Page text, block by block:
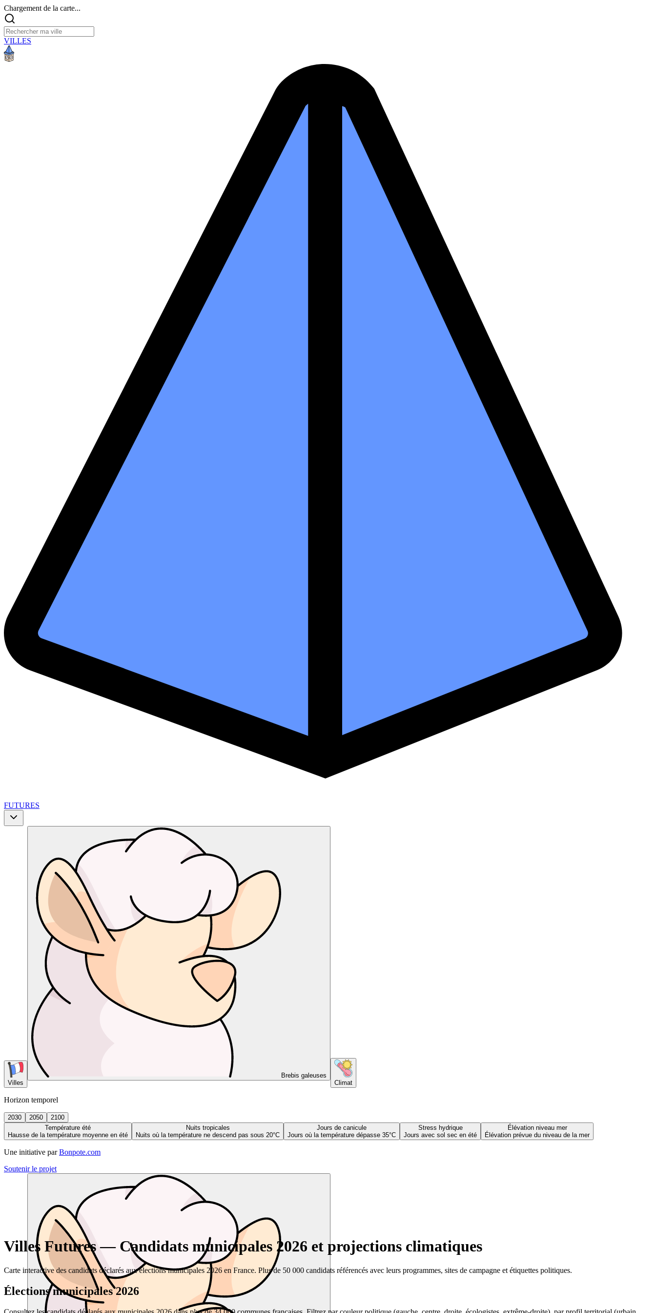
Chargement de la carte...
VILLES
FUTURES
Villes
Brebis galeuses
Climat
Horizon temporel
2030 2050
2100
Température été
Hausse de la température moyenne en été
Nuits tropicales
Nuits où la température ne descend pas sous 20°C
Jours de canicule
Jours où la température dépasse 35°C
Stress hydrique
Jours avec sol sec en été
Élévation niveau mer
Élévation prévue du niveau de la mer
Une initiative par Bonpote.com
Soutenir le projet
Villes Futures — Candidats municipales 2026 et projections climatiques
Carte interactive des candidats déclarés aux élections municipales 2026 en France. Plus de 50 000 candidats référencés avec leurs programmes, sites de campagne et étiquettes politiques.
Élections municipales 2026